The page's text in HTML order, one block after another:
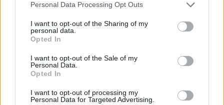
Personal Data Processing Opt Outs
I want to opt-out of the Sharing of my
personal data.
Opted In
I want to opt-out of the Sale of my
Personal Data.
Opted In
I want to opt-out of processing my
Personal Data for Targeted Advertising.
Esim for Global
Esim for USA|Esim for Italy| Esim for Spain|Esim